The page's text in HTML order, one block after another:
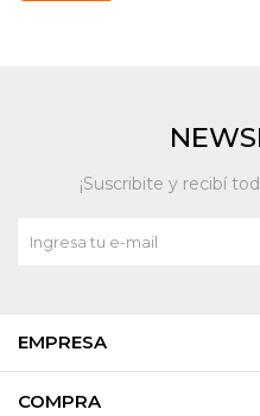
EMPRESA
COMPRA
¡Suscribite y recibí